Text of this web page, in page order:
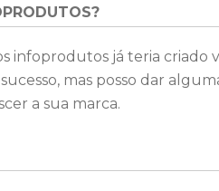
infoprodutos já teria criado
mas posso dar
a sua marca.